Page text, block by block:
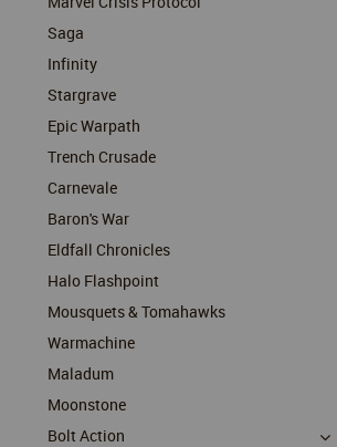
Saga
Infinity
Stargrave
Epic Warpath
Trench Crusade
Carnevale
Baron's War
Eldfall Chronicles
Halo Flashpoint
Mousquets & Tomahawks
Warmachine
Maladum
Moonstone
Bolt Action